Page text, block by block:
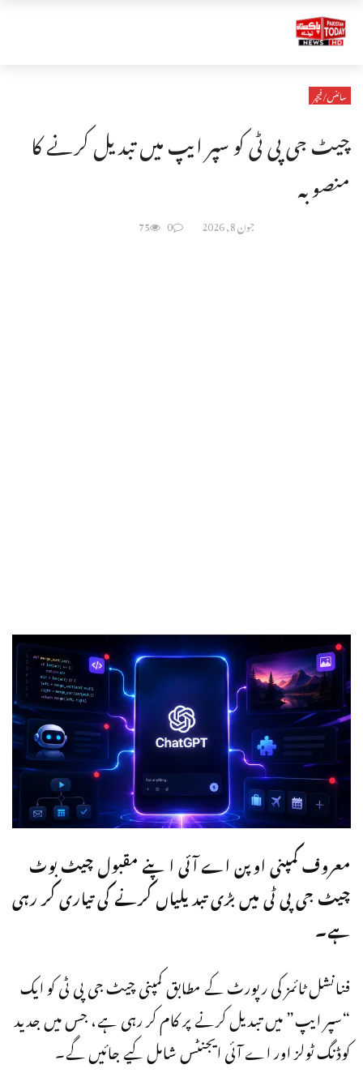
سائنس/فیچر
چیٹ جی پی ٹی کو سپر ایپ میں تبدیل کرنے کا
منصوبہ
جون 8, 2026 0
75
معروف کمپنی اوپن اے آئی اپنے مقبول چیٹ بوٹ
چیٹ جی پی ٹی میں بڑی تبدیلیاں کرنے کی تیاری کر رہی
ہے۔
فنانشل ٹائمز کی رپورٹ کے مطابق کمپنی چیٹ جی پی ٹی کو ایک
“سپر ایپ” میں تبدیل کرنے پر کام کر رہی ہے، جس میں جدید
کوڈنگ ٹولز اور اے آئی ایجنٹس شامل کیے جائیں گے۔